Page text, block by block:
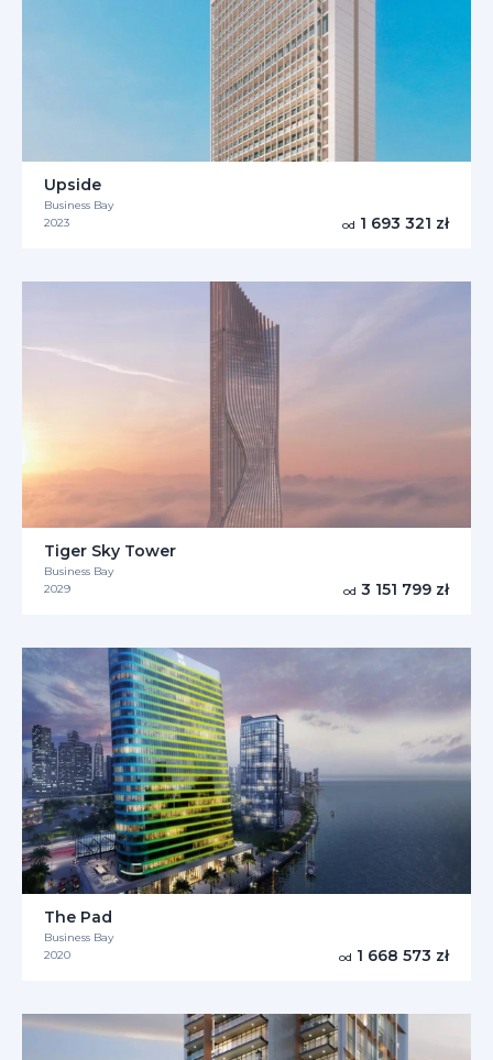
Upside
Business Bay
2023
od 1 693 321 zł
Tiger Sky Tower
Business Bay
2029
od 3 151 799 zł
The Pad
Business Bay
2020
od 1 668 573 zł